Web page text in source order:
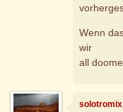
Wenn
wir
all
solotromix